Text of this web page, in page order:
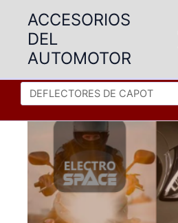
contenido
ACCESORIOS
DEL
AUTOMOTOR